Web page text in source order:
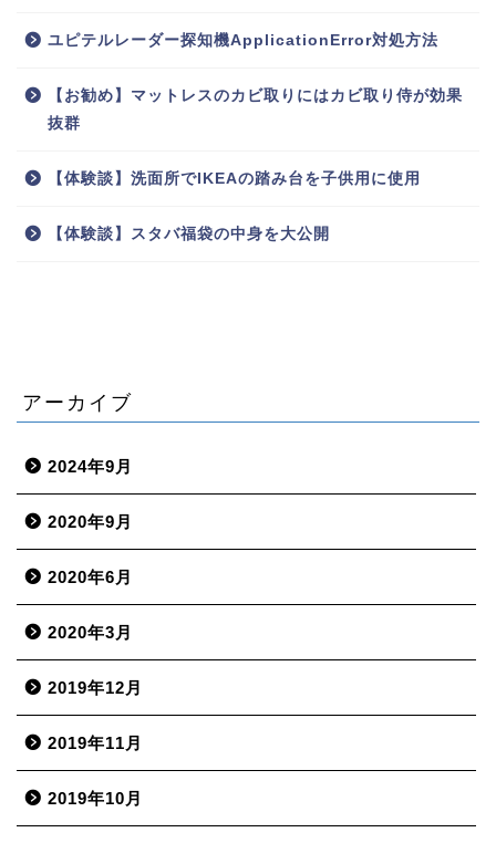
ユピテルレーダー探知機ApplicationError対処方法
【お勧め】マットレスのカビ取りにはカビ取り侍が効果
抜群
【体験談】洗面所でIKEAの踏み台を子供用に使用
【体験談】スタバ福袋の中身を大公開
アーカイブ
2024年9月
2020年9月
2020年6月
2020年3月
2019年12月
2019年11月
2019年10月